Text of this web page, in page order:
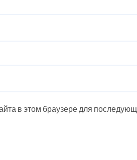
в этом браузере для